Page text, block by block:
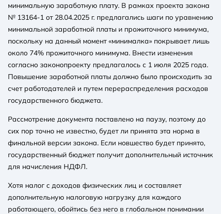
минимальную заработную плату. В рамках проекта закона
№ 13164-1 от 28.04.2025 г. предлагались шаги по уравнению
минимальной заработной платы и прожиточного минимума,
поскольку на данный момент «минималка» покрывает лишь
около 74% прожиточного минимума. Внести изменения
согласно законопроекту предлагалось с 1 июля 2025 года.
Повышение заработной платы должно было происходить за
счет работодателей и путем перераспределения расходов
государственного бюджета.
Рассмотрение документа поставлено на паузу, поэтому до
сих пор точно не известно, будет ли принята эта норма в
финальной версии закона. Если новшество будет принято,
государственный бюджет получит дополнительный источник
для начисления НДФЛ.
Хотя налог с доходов физических лиц и составляет
дополнительную налоговую нагрузку для каждого
работающего, обойтись без него в глобальном понимании